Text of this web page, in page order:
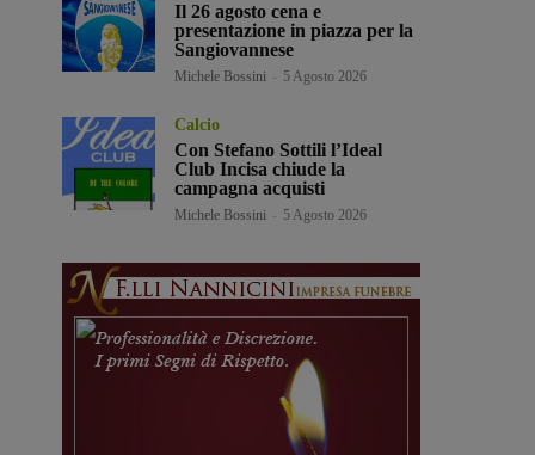
Il 26 agosto cena e
presentazione in piazza per la
Sangiovannese
Michele Bossini 5 Agosto 2026
Calcio
Con Stefano Sottili l’Ideal
Club Incisa chiude la
campagna acquisti
Michele Bossini 5 Agosto 2026